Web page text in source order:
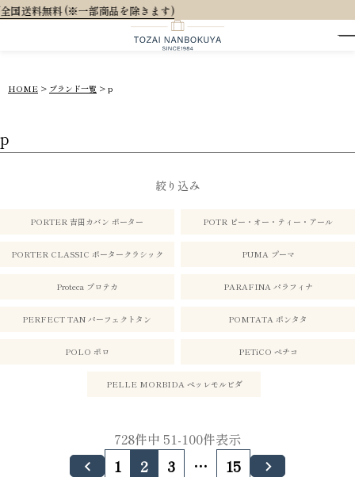
HOME ブランド一覧 p
p
絞り込み
PORTER 吉田カバン ポーター POTR ピー・オー・ティー・アール
PORTER CLASSIC ポータークラシック PUMA プーマ
Proteca プロテカ PARAFINA パラフィナ
PERFECT TAN パーフェクトタン POMTATA ポンタタ
POLO ポロ PETiCO ペチコ
PELLE MORBIDA ペッレモルビダ
728件中 51-100件表示
1 2 3 … 15